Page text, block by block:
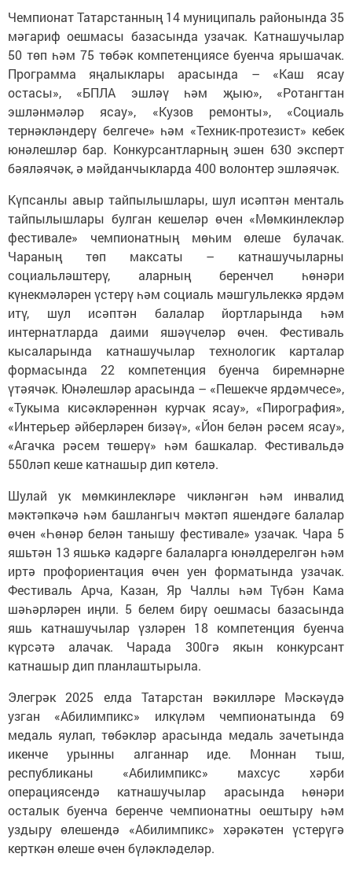
Чемпионат Татарстанның 14 муниципаль районында 35
мәгариф оешмасы базасында узачак. Катнашучылар
50 төп һәм 75 төбәк компетенциясе буенча ярышачак.
Программа яңалыклары арасында – «Каш ясау
остасы», «БПЛА эшләү һәм җыю», «Ротангтан
эшләнмәләр ясау», «Кузов ремонты», «Социаль
тернәкләндерү белгече» һәм «Техник‑протезист» кебек
юнәлешләр бар. Конкурсантларның эшен 630 эксперт
бәяләячәк, ә мәйданчыкларда 400 волонтер эшләячәк.
Күпсанлы авыр тайпылышлары, шул исәптән менталь
тайпылышлары булган кешеләр өчен «Мөмкинлекләр
фестивале» чемпионатның мөһим өлеше булачак.
Чараның төп максаты – катнашучыларны
социальләштерү, аларның беренчел һөнәри
күнекмәләрен үстерү һәм социаль мәшгульлеккә ярдәм
итү, шул исәптән балалар йортларында һәм
интернатларда даими яшәүчеләр өчен. Фестиваль
кысаларында катнашучылар технологик карталар
формасында 22 компетенция буенча биремнәрне
үтәячәк. Юнәлешләр арасында – «Пешекче ярдәмчесе»,
«Тукыма кисәкләреннән курчак ясау», «Пирография»,
«Интерьер әйберләрен бизәү», «Йон белән рәсем ясау»,
«Агачка рәсем төшерү» һәм башкалар. Фестивальдә
550ләп кеше катнашыр дип көтелә.
Шулай ук мөмкинлекләре чикләнгән һәм инвалид
мәктәпкәчә һәм башлангыч мәктәп яшендәге балалар
өчен «Һөнәр белән танышу фестивале» узачак. Чара 5
яшьтән 13 яшькә кадәрге балаларга юнәлдерелгән һәм
иртә профориентация өчен уен форматында узачак.
Фестиваль Арча, Казан, Яр Чаллы һәм Түбән Кама
шәһәрләрен иңли. 5 белем бирү оешмасы базасында
яшь катнашучылар үзләрен 18 компетенция буенча
күрсәтә алачак. Чарада 300гә якын конкурсант
катнашыр дип планлаштырыла.
Элегрәк 2025 елда Татарстан вәкилләре Мәскәүдә
узган «Абилимпикс» илкүләм чемпионатында 69
медаль яулап, төбәкләр арасында медаль зачетында
икенче урынны алганнар иде. Моннан тыш,
республиканы «Абилимпикс» махсус хәрби
операциясендә катнашучылар арасында һөнәри
осталык буенча беренче чемпионатны оештыру һәм
уздыру өлешендә «Абилимпикс» хәрәкәтен үстерүгә
керткән өлеше өчен бүләкләделәр.